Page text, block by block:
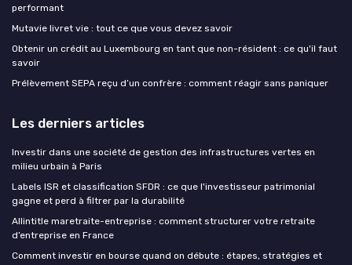
performant
Mutavie livret vie : tout ce que vous devez savoir
Obtenir un crédit au Luxembourg en tant que non-résident : ce qu'il faut
savoir
Prélèvement SEPA reçu d’un confrère : comment réagir sans paniquer
Les derniers articles
Investir dans une société de gestion des infrastructures vertes en
milieu urbain à Paris
Labels ISR et classification SFDR : ce que l'investisseur patrimonial
gagne et perd à filtrer par la durabilité
Allintitle maretraite-entreprise : comment structurer votre retraite
d’entreprise en France
Comment investir en bourse quand on débute : étapes, stratégies et